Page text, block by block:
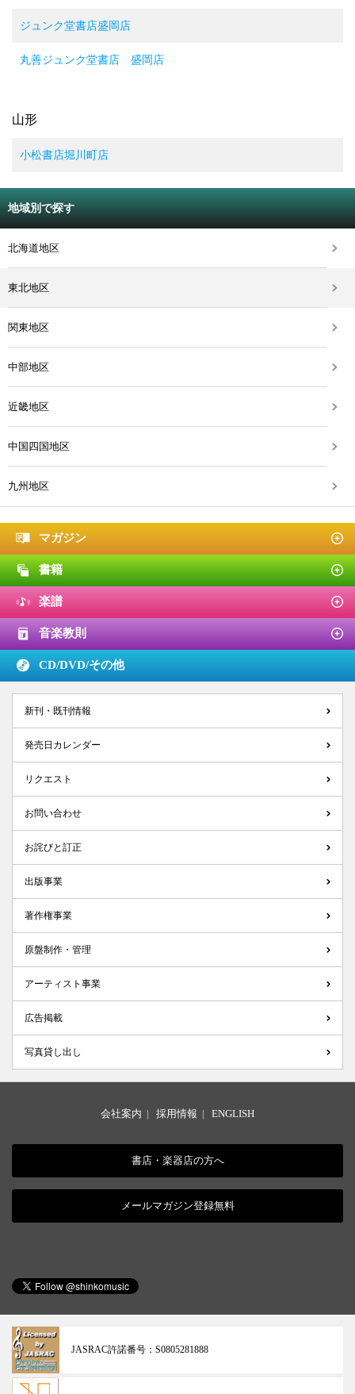
ジュンク堂書店盛岡店
丸善ジュンク堂書店 盛岡店
山形
小松書店堀川町店
地域別で探す
北海道地区
東北地区
関東地区
中部地区
近畿地区
中国四国地区
九州地区
マガジン
書籍
楽譜
音楽教則
CD/DVD/その他
新刊・既刊情報
発売日カレンダー
リクエスト
お問い合わせ
お詫びと訂正
出版事業
著作権事業
原盤制作・管理
アーティスト事業
広告掲載
写真貸し出し
会社案内 | 採用情報 | ENGLISH
書店・楽器店の方へ
メールマガジン登録無料
JASRAC許諾番号： S0805281888